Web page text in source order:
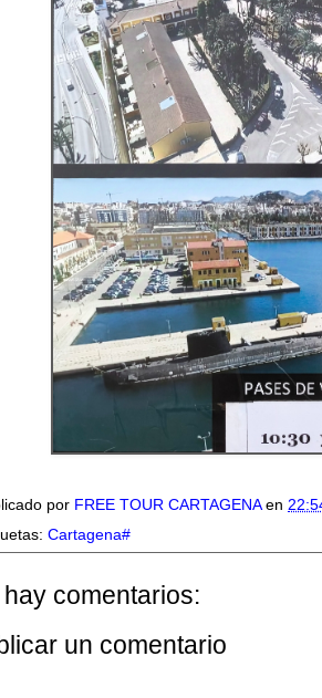
por FREE TOUR CARTAGENA en
Cartagena#
comentarios:
un comentario